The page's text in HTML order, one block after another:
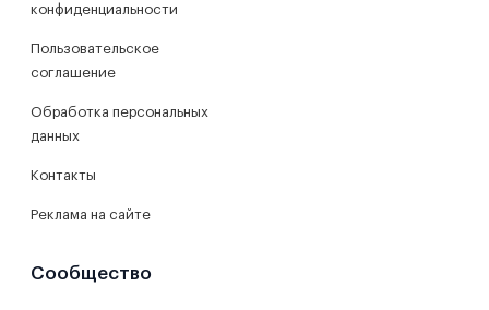
конфиденциальности
Пользовательское
соглашение
Обработка персональных
данных
Контакты
Реклама на сайте
Сообщество